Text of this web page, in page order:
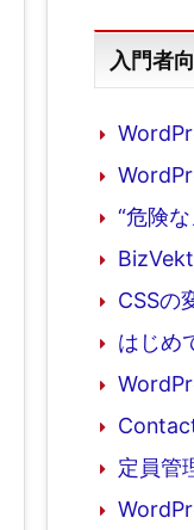
入門者
“危険
CSSの
はじめ
定員管